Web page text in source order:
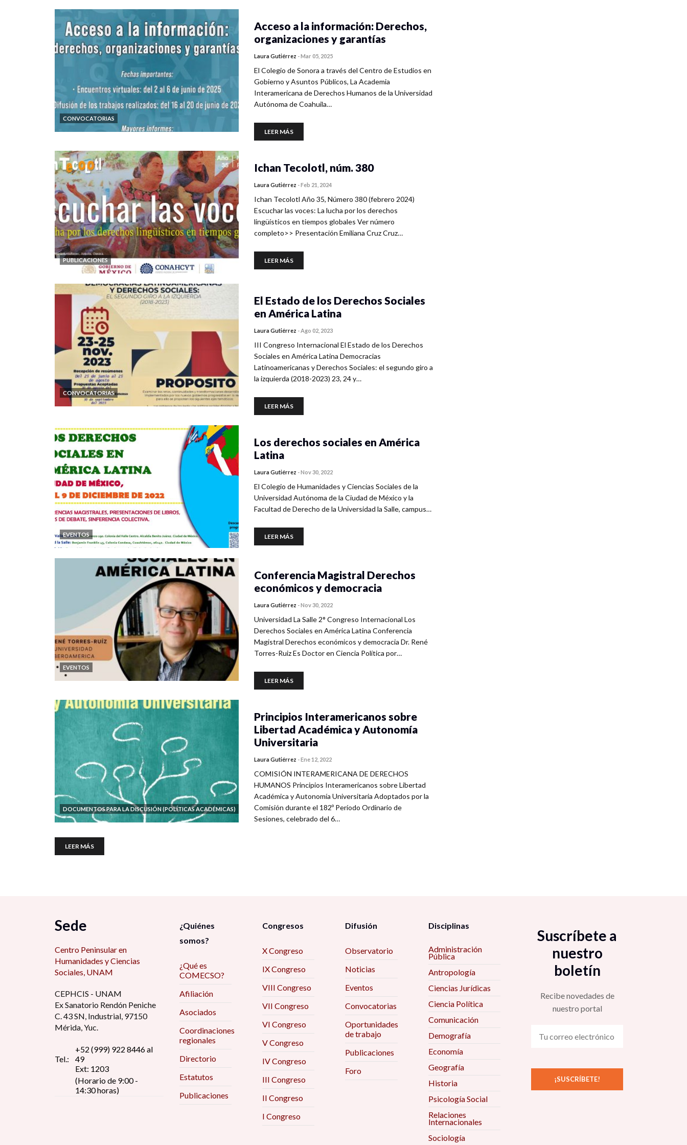
CONVOCATORIAS
Acceso a la información: Derechos,
organizaciones y garantías
Laura Gutiérrez -Mar 05, 2025
El Colegio de Sonora a través del Centro de Estudios en
Gobierno y Asuntos Públicos, La Academia
Interamericana de Derechos Humanos de la Universidad
Autónoma de Coahuila…
LEER MÁS
PUBLICACIONES
Ichan Tecolotl, núm. 380
Laura Gutiérrez -Feb 21, 2024
Ichan Tecolotl Año 35, Número 380 (febrero 2024)
Escuchar las voces: La lucha por los derechos
lingüísticos en tiempos globales Ver número
completo>> Presentación Emiliana Cruz Cruz…
LEER MÁS
CONVOCATORIAS
El Estado de los Derechos Sociales
en América Latina
Laura Gutiérrez -Ago 02, 2023
III Congreso Internacional El Estado de los Derechos
Sociales en América Latina Democracias
Latinoamericanas y Derechos Sociales: el segundo giro a
la izquierda (2018-2023) 23, 24 y…
LEER MÁS
EVENTOS
Los derechos sociales en América
Latina
Laura Gutiérrez -Nov 30, 2022
El Colegio de Humanidades y Ciencias Sociales de la
Universidad Autónoma de la Ciudad de México y la
Facultad de Derecho de la Universidad la Salle, campus…
LEER MÁS
EVENTOS
Conferencia Magistral Derechos
económicos y democracia
Laura Gutiérrez -Nov 30, 2022
Universidad La Salle 2° Congreso Internacional Los
Derechos Sociales en América Latina Conferencia
Magistral Derechos económicos y democracia Dr. René
Torres-Ruiz Es Doctor en Ciencia Política por…
LEER MÁS
DOCUMENTOS PARA LA DISCUSIÓN (POLÍTICAS ACADÉMICAS)
Principios Interamericanos sobre
Libertad Académica y Autonomía
Universitaria
Laura Gutiérrez -Ene 12, 2022
COMISIÓN INTERAMERICANA DE DERECHOS
HUMANOS Principios Interamericanos sobre Libertad
Académica y Autonomía Universitaria Adoptados por la
Comisión durante el 182º Período Ordinario de
Sesiones, celebrado del 6…
LEER MÁS
Sede
Centro Peninsular en
Humanidades y Ciencias
Sociales, UNAM
CEPHCIS - UNAM
Ex Sanatorio Rendón Peniche
C. 43 SN, Industrial, 97150
Mérida, Yuc.
Tel.:
+52 (999) 922 8446 al
49
Ext: 1203
(Horario de 9:00 -
14:30 horas)
¿Quiénes
somos?
¿Qué es
COMECSO?
Afiliación
Asociados
Coordinaciones
regionales
Directorio
Estatutos
Publicaciones
Congresos
X Congreso
IX Congreso
VIII Congreso
VII Congreso
VI Congreso
V Congreso
IV Congreso
III Congreso
II Congreso
I Congreso
Difusión
Observatorio
Noticias
Eventos
Convocatorias
Oportunidades
de trabajo
Publicaciones
Foro
Disciplinas
Administración
Pública
Antropología
Ciencias Jurídicas
Ciencia Política
Comunicación
Demografía
Economía
Geografía
Historia
Psicología Social
Relaciones
Internacionales
Sociología
Suscríbete a
nuestro
boletín
Recibe novedades de
nuestro portal